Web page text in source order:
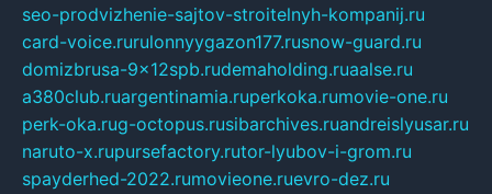
seo-prodvizhenie-sajtov-stroitelnyh-kompanij.ru
card-voice.rurulonnyygazon177.rusnow-guard.ru
domizbrusa-9x12spb.rudemaholding.ruaalse.ru
a380club.ruargentinamia.ruperkoka.rumovie-one.ru
perk-oka.rug-octopus.rusibarchives.ruandreislyusar.ru
naruto-x.rupursefactory.rutor-lyubov-i-grom.ru
spayderhed-2022.rumovieone.ruevro-dez.ru